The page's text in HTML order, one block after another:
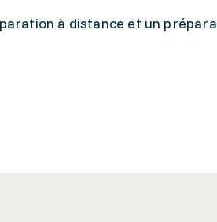
à distance et un